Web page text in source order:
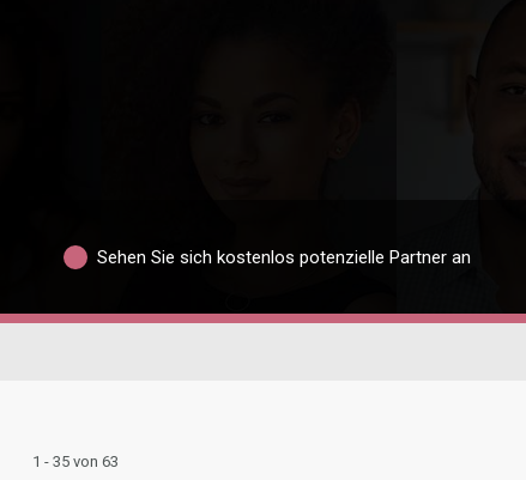
Sehen Sie sich kostenlos potenzielle Partner an
1 - 35 von 63